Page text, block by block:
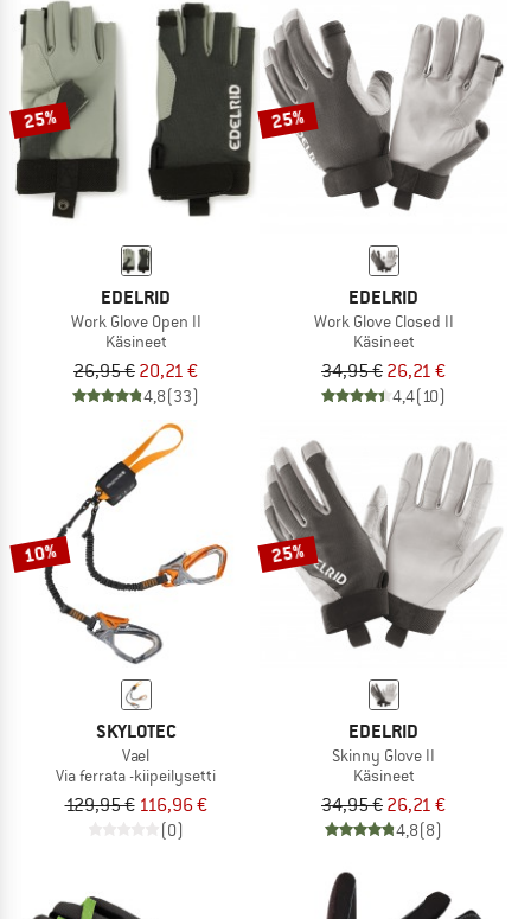
25%
EDELRID
Work Glove Open II
Käsineet
26,95 € 20,21 €
4,8(33)
25%
EDELRID
Work Glove Closed II
Käsineet
34,95 € 26,21 €
4,4(10)
10%
SKYLOTEC
Vael
Via ferrata -kiipeilysetti
129,95 € 116,96 €
(0)
25%
EDELRID
Skinny Glove II
Käsineet
34,95 € 26,21 €
4,8(8)